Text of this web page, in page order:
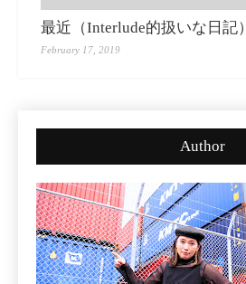
最近（Interlude的扱いな日記）
February 17, 2019
Author